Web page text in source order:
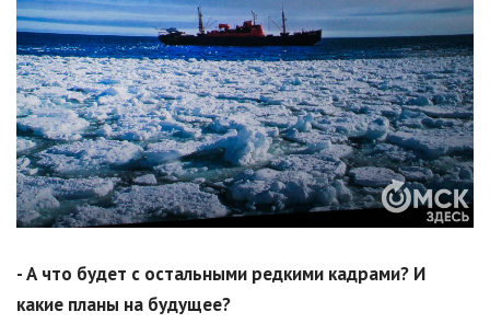
- А что будет с остальными редкими кадрами? И
какие планы на будущее?